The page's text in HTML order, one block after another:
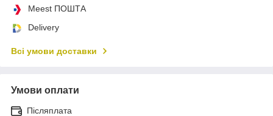
Meest ПОШТА
Delivery
Всі умови доставки
Умови оплати
Післяплата